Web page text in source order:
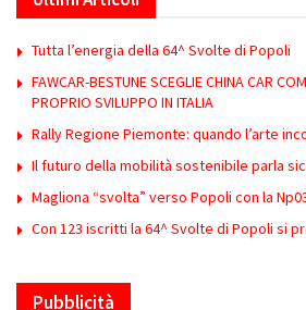
Tutta l’energia della 64^ Svolte di Popoli
FAWCAR-BESTUNE SCEGLIE CHINA CAR
PROPRIO SVILUPPO IN ITALIA
Rally Regione Piemonte: quando l’arte
Il futuro della mobilità sostenibile parla
Magliona “svolta” verso Popoli con la
Con 123 iscritti la 64^ Svolte di Popoli si
Pubblicità